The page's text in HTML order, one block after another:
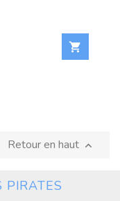

Retour en haut 
PIRATES